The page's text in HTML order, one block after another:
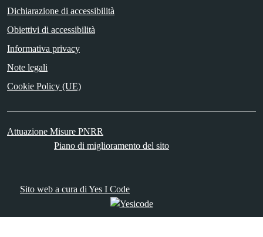
Dichiarazione di accessibilità
Obiettivi di accessibilità
Informativa privacy
Note legali
Cookie Policy (UE)
Attuazione Misure PNRR
Piano di miglioramento del sito
Sito web a cura di Yes I Code